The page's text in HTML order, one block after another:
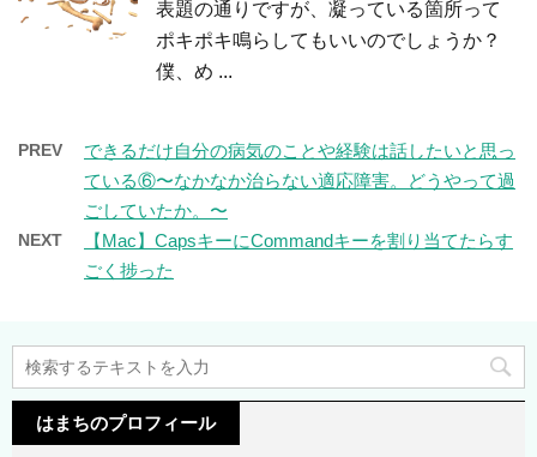
表題の通りですが、凝っている箇所って
ポキポキ鳴らしてもいいのでしょうか？
僕、め ...
PREV
できるだけ自分の病気のことや経験は話したいと思っ
ている⑥〜なかなか治らない適応障害。どうやって過
ごしていたか。〜
NEXT
【Mac】CapsキーにCommandキーを割り当てたらす
ごく捗った
はまちのプロフィール